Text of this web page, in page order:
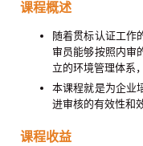
课程概述
随着贯标认证工作
审员能够按照内审
立的环境管理体系
本课程就是为企业
进审核的有效性和
课程收益